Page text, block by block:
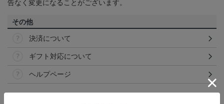
告なく変更になることがございます。
その他
決済について
ギフト対応について
ヘルプページ